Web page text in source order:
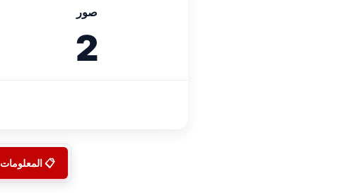
صور
2
📋 المعلومات